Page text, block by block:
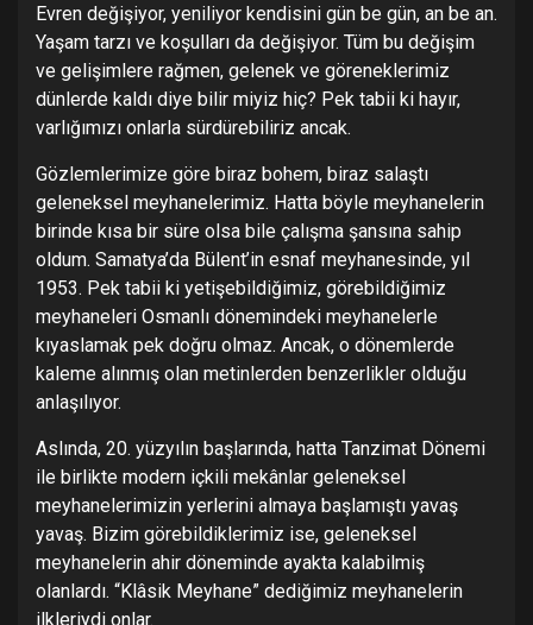
Evren değişiyor, yeniliyor kendisini gün be gün, an be an.
Yaşam tarzı ve koşulları da değişiyor. Tüm bu değişim
ve gelişimlere rağmen, gelenek ve göreneklerimiz
dünlerde kaldı diye bilir miyiz hiç? Pek tabii ki hayır,
varlığımızı onlarla sürdürebiliriz ancak.
Gözlemlerimize göre biraz bohem, biraz salaştı
geleneksel meyhanelerimiz. Hatta böyle meyhanelerin
birinde kısa bir süre olsa bile çalışma şansına sahip
oldum. Samatya’da Bülent’in esnaf meyhanesinde, yıl
1953. Pek tabii ki yetişebildiğimiz, görebildiğimiz
meyhaneleri Osmanlı dönemindeki meyhanelerle
kıyaslamak pek doğru olmaz. Ancak, o dönemlerde
kaleme alınmış olan metinlerden benzerlikler olduğu
anlaşılıyor.
Aslında, 20. yüzyılın başlarında, hatta Tanzimat Dönemi
ile birlikte modern içkili mekânlar geleneksel
meyhanelerimizin yerlerini almaya başlamıştı yavaş
yavaş. Bizim görebildiklerimiz ise, geleneksel
meyhanelerin ahir döneminde ayakta kalabilmiş
olanlardı. “Klâsik Meyhane” dediğimiz meyhanelerin
ilkleriydi onlar.